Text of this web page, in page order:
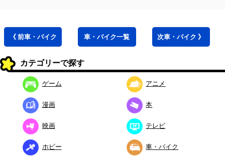
《 前車・バイク 車・バイク一覧 次車・バイク 》
カテゴリーで探す
ゲーム アニメ
漫画 本
映画 テレビ
ホビー 車・バイク